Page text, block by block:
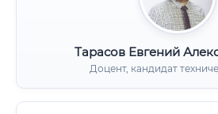
Тарасов Евгений
Доцент, кандидат